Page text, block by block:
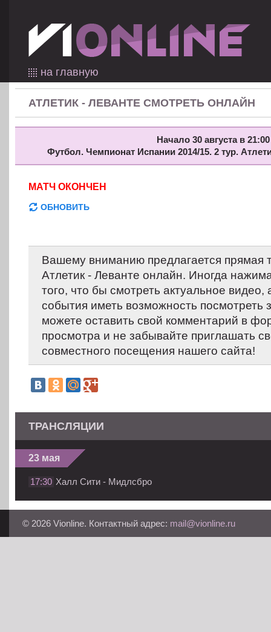
на главную
АТЛЕТИК - ЛЕВАНТЕ СМОТРЕТЬ ОНЛАЙН
Начало 30 августа в
Футбол. Чемпионат Испании 2014/15. 2 тур.
МАТЧ ОКОНЧЕН
ОБНОВИТЬ
Вашему вниманию предлагается прямая
Атлетик - Леванте онлайн. Иногда
того, что бы смотреть актуальное
события иметь возможность
можете оставить свой комментарий в
просмотра и не забывайте приглашать
совместного посещения нашего сайта!
ТРАНСЛЯЦИИ
23 мая
17:30 Халл Сити - Мидлсбро
© 2026 Vionline. Контактный адрес: mail@vionline.ru